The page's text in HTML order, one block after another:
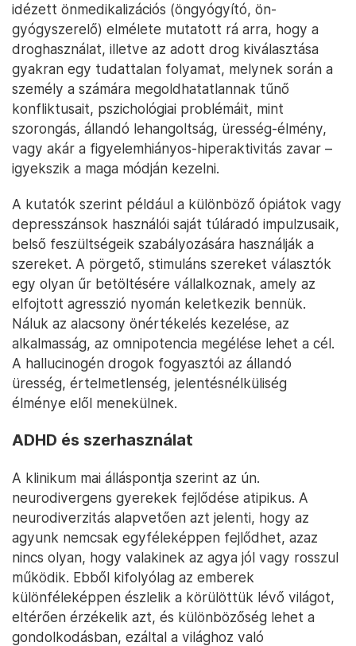
idézett önmedikalizációs (öngyógyító, ön-
gyógyszerelő) elmélete mutatott rá arra, hogy a
droghasználat, illetve az adott drog kiválasztása
gyakran egy tudattalan folyamat, melynek során a
személy a számára megoldhatatlannak tűnő
konfliktusait, pszichológiai problémáit, mint
szorongás, állandó lehangoltság, üresség-élmény,
vagy akár a figyelemhiányos-hiperaktivitás zavar –
igyekszik a maga módján kezelni.
A kutatók szerint például a különböző ópiátok vagy
depresszánsok használói saját túláradó impulzusaik,
belső feszültségeik szabályozására használják a
szereket. A pörgető, stimuláns szereket választók
egy olyan űr betöltésére vállalkoznak, amely az
elfojtott agresszió nyomán keletkezik bennük.
Náluk az alacsony önértékelés kezelése, az
alkalmasság, az omnipotencia megélése lehet a cél.
A hallucinogén drogok fogyasztói az állandó
üresség, értelmetlenség, jelentésnélküliség
élménye elől menekülnek.
ADHD és szerhasználat
A klinikum mai álláspontja szerint az ún.
neurodivergens gyerekek fejlődése atipikus. A
neurodiverzitás alapvetően azt jelenti, hogy az
agyunk nemcsak egyféleképpen fejlődhet, azaz
nincs olyan, hogy valakinek az agya jól vagy rosszul
működik. Ebből kifolyólag az emberek
különféleképpen észlelik a körülöttük lévő világot,
eltérően érzékelik azt, és különbözőség lehet a
gondolkodásban, ezáltal a világhoz való